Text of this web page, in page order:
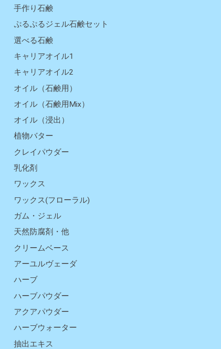
手作り石鹸
ぷるぷるジェル石鹸セット
選べる石鹸
キャリアオイル1
キャリアオイル2
オイル（石鹸用）
オイル（石鹸用Mix）
オイル（浸出）
植物バター
クレイパウダー
乳化剤
ワックス
ワックス(フローラル)
ガム・ジェル
天然防腐剤・他
クリームベース
アーユルヴェーダ
ハーブ
ハーブパウダー
アクアパウダー
ハーブウォーター
抽出エキス